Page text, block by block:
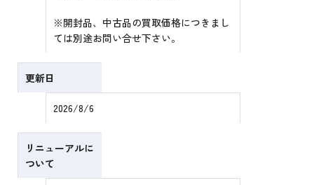
※開封品、中古品の買取価格につきまし
ては別途お問い合せ下さい。
更新日
2026/8/6
リニューアルに
ついて